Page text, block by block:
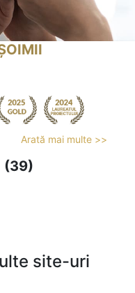
Arată mai multe >>
(39)
site-uri